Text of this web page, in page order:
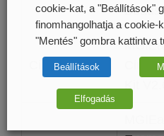
Beads
Circularization
cookie-kat, a "Beállítások"
finomhangolhatja a cookie-
"Mentés" gombra kattintva
Beállítások
Elfogadás